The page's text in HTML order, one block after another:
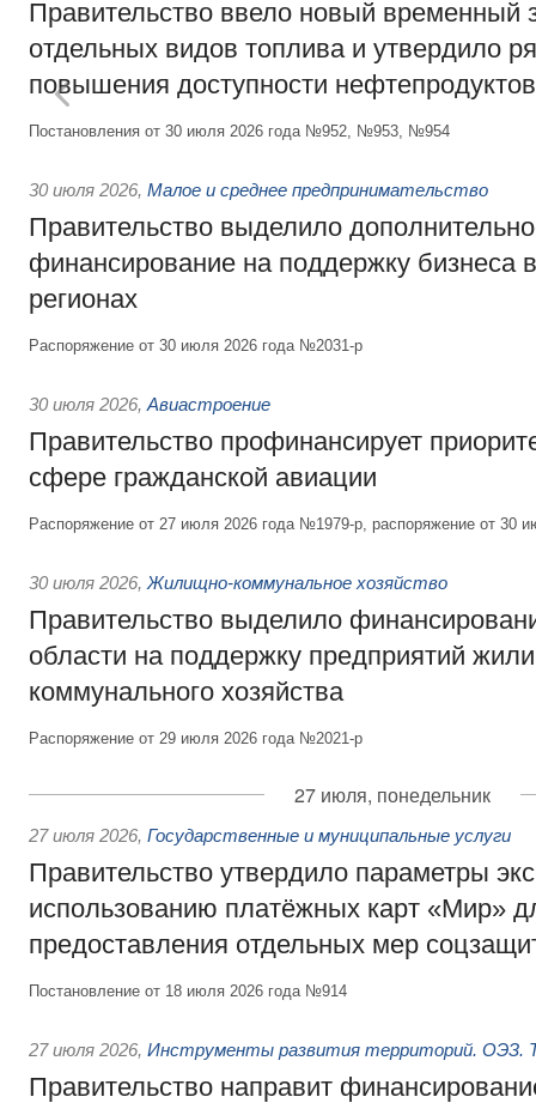
Правительство ввело новый временный
отдельных видов топлива и утвердило
повышения доступности нефтепродуктов
Постановления от 30 июля 2026 года №952, №953, №954
30 июля 2026, Малое и среднее предпринимательство
Правительство выделило
финансирование на поддержку бизнеса
регионах
Распоряжение от 30 июля 2026 года №2031-р
30 июля 2026, Авиастроение
Правительство профинансирует
сфере гражданской авиации
Распоряжение от 27 июля 2026 года №1979-р, распоряжение от 30
30 июля 2026, Жилищно-коммунальное хозяйство
Правительство выделило
области на поддержку предприятий
коммунального хозяйства
Распоряжение от 29 июля 2026 года №2021-р
27 июля, понедельник
27 июля 2026, Государственные и муниципальные услуги
Правительство утвердило параметры
использованию платёжных карт «Мир»
предоставления отдельных мер
Постановление от 18 июля 2026 года №914
27 июля 2026, Инструменты развития территорий. ОЭЗ.
Правительство направит